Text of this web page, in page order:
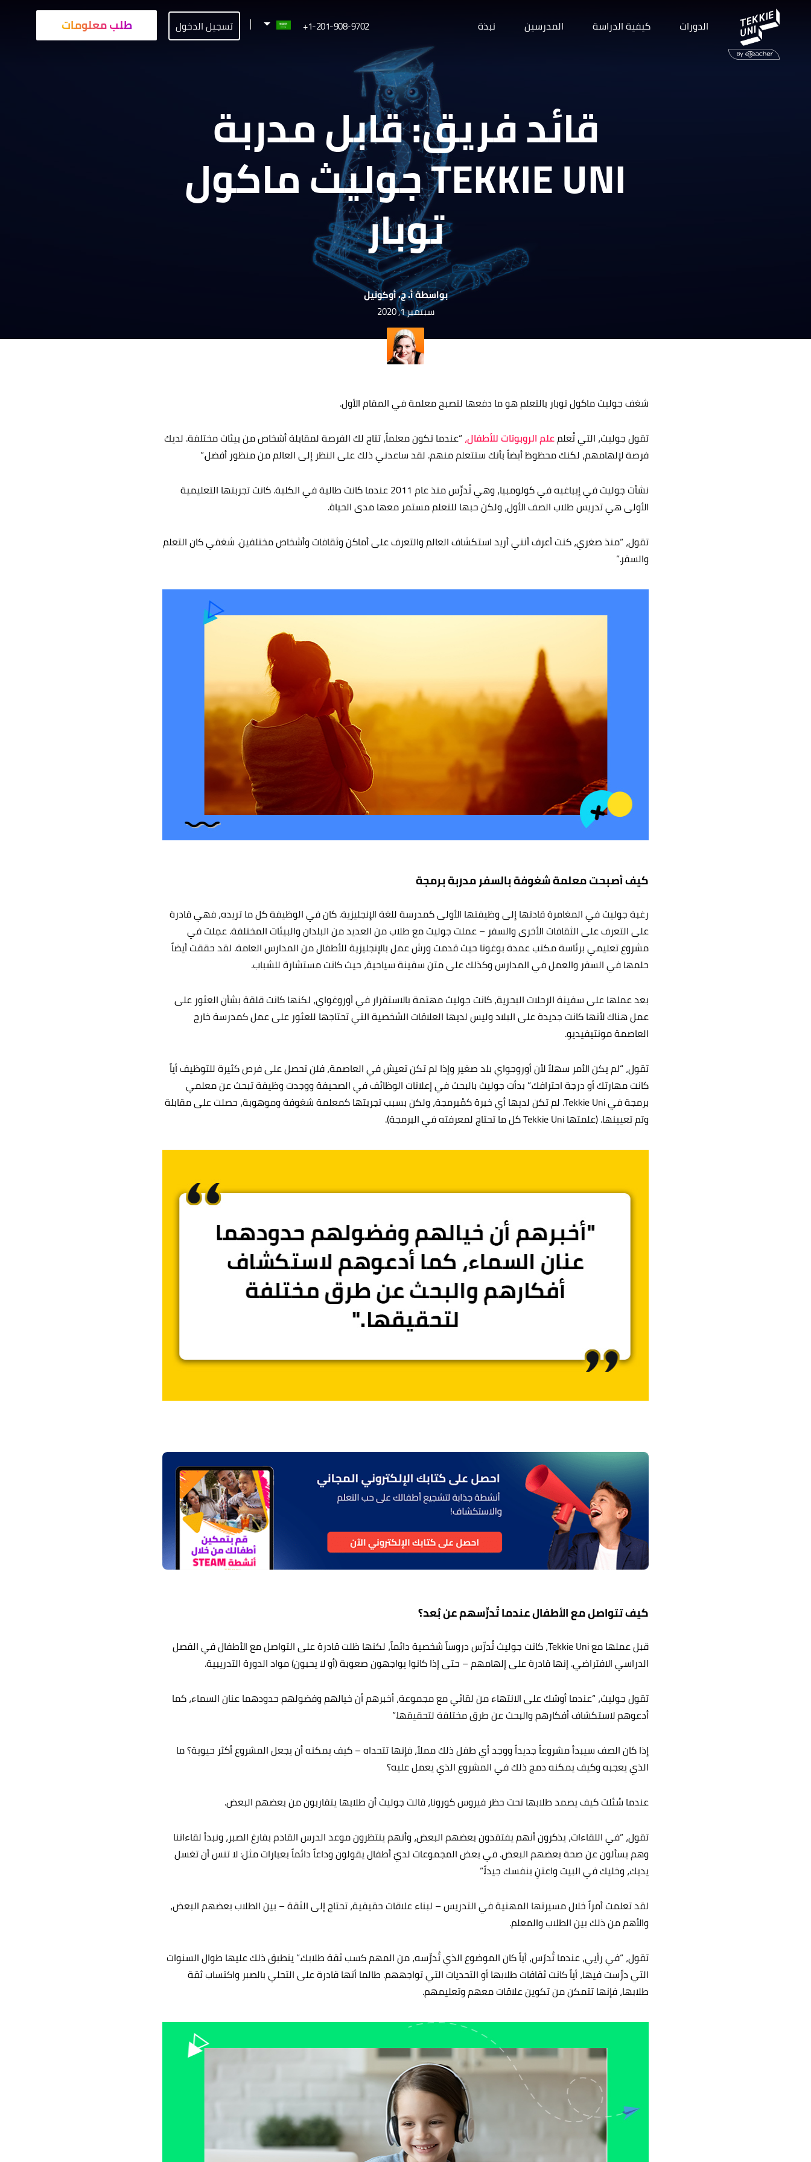
الدورات كيفية الدراسة المدرسين نبذة طلب معلومات 1-201-908-9702+ تسجيل الدخول
قائد فريق: قابل مدربة
TEKKIE UNI جوليث ماكول
توبار
بواسطة أ. ج. أوكونيل
سبتمبر 1, 2020
شغف جوليث ماكول توبار بالتعلم هو ما دفعها لتصبح معلمة في المقام الأول.
تقول جوليث، التي تُعلمعلم الروبوتات للأطفال،“عندما تكون معلماً، تتاح لك الفرصة لمقابلة أشخاص من بيئات مختلفة. لديك
فرصة لإلهامهم، لكنك محظوظ أيضاً بأنك ستتعلم منهم. لقد ساعدني ذلك على النظر إلى العالم من منظور أفضل.”
نشأت جوليث في إيباغيه في كولومبيا، وهي تُدرِّس منذ عام 2011 عندما كانت طالبة في الكلية. كانت تجربتها التعليمية
الأولى هي تدريس طلاب الصف الأول، ولكن حبها للتعلم مستمر معها مدى الحياة.
تقول، “منذ صغري، كنت أعرف أنني أريد استكشاف العالم والتعرف على أماكن وثقافات وأشخاص مختلفين. شغفي كان التعلم
والسفر.”
كيف أصبحت معلمة شغوفة بالسفر مدربة برمجة
رغبة جوليث في المغامرة قادتها إلى وظيفتها الأولى كمدرسة للغة الإنجليزية. كان في الوظيفة كل ما تريده، فهي قادرة
على التعرف على الثقافات الأخرى والسفر – عملت جوليث مع طلاب من العديد من البلدان والبيئات المختلفة. عمِلت في
مشروع تعليمي برئاسة مكتب عمدة بوغوتا حيث قدمت ورش عمل بالإنجليزية للأطفال من المدارس العامة. لقد حققت أيضاً
حلمها في السفر والعمل في المدارس وكذلك على متن سفينة سياحية، حيث كانت مستشارة للشباب.
بعد عملها على سفينة الرحلات البحرية، كانت جوليث مهتمة بالاستقرار في أوروغواي، لكنها كانت قلقة بشأن العثور على
عمل هناك لأنها كانت جديدة على البلاد وليس لديها العلاقات الشخصية التي تحتاجها للعثور على عمل كمدرسة خارج
العاصمة مونتيفيديو.
تقول، “لم يكن الأمر سهلاً لأن أوروجواي بلد صغير وإذا لم تكن تعيش في العاصمة، فلن تحصل على فرص كثيرة للتوظيف أياً
كانت مهارتك أو درجة احترافك.” بدأت جوليث بالبحث في إعلانات الوظائف في الصحيفة ووجدت وظيفة تبحث عن معلمي
برمجة في Tekkie Uni. لم تكن لديها أي خبرة كمُبرمجة، ولكن بسبب تجربتها كمعلمة شغوفة وموهوبة، حصلت على مقابلة
وتم تعيينها. (علمتها Tekkie Uni كل ما تحتاج لمعرفته في البرمجة).
كيف تتواصل مع الأطفال عندما تُدرِّسهم عن بُعد؟
قبل عملها مع Tekkie Uni، كانت جوليث تُدرِّس دروساً شخصية دائماً، لكنها ظلت قادرة على التواصل مع الأطفال في الفصل
الدراسي الافتراضي. إنها قادرة على إلهامهم – حتى إذا كانوا يواجهون صعوبة (أو لا يحبون) مواد الدورة التدريبية.
تقول جوليث، “عندما أوشك على الانتهاء من لقائي مع مجموعة، أخبرهم أن خيالهم وفضولهم حدودهما عنان السماء، كما
أدعوهم لاستكشاف أفكارهم والبحث عن طرق مختلفة لتحقيقها.”
إذا كان الصف سيبدأ مشروعاً جديداً ووجد أي طفل ذلك مملاً، فإنها تتحداه – كيف يمكنه أن يجعل المشروع أكثر حيوية؟ ما
الذي يعجبه وكيف يمكنه دمج ذلك في المشروع الذي يعمل عليه؟
عندما سُئلت كيف يصمد طلابها تحت حظر فيروس كورونا، قالت جوليث أن طلابها يتقاربون من بعضهم البعض.
تقول، “في اللقاءات، يذكرون أنهم يفتقدون بعضهم البعض، وأنهم ينتظرون موعد الدرس القادم بفارغ الصبر، ونبدأ لقاءاتنا
وهم يسألون عن صحة بعضهم البعض. في بعض المجموعات لديّ أطفال يقولون وداعاً دائماً بعبارات مثل: لا تنس أن تغسل
يديك، وخليك في البيت واعتنِ بنفسك جيداً.”
لقد تعلمت أمراً خلال مسيرتها المهنية في التدريس – لبناء علاقات حقيقية، تحتاج إلى الثقة – بين الطلاب بعضهم البعض،
والأهم من ذلك بين الطلاب والمعلم.
تقول، “في رأيي، عندما تُدرّس، أياً كان الموضوع الذي تُدرِّسه، من المهم كسب ثقة طلابك.” ينطبق ذلك عليها طوال السنوات
التي درَّست فيها، أياً كانت ثقافات طلابها أو التحديات التي تواجههم. طالما أنها قادرة على التحلي بالصبر واكتساب ثقة
طلابها، فإنها تتمكن من تكوين علاقات معهم وتعليمهم.
هل أنت مهتم بإحدى دوراتنا؟
اترك تفاصيلك وسنقوم بالتواصل معك قريباً!
الاسم الكامل لولي الأمر
عمر طفلك
عمر طفلك
البريد الإلكتروني لولي الأمر
رقم الهاتف الجوال